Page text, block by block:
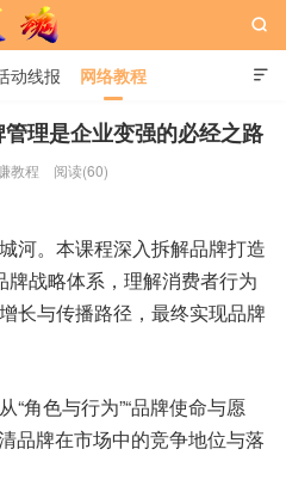

动线报 网络教程

理是企业变强的必经之路
教程 阅读(60)
河。本课程深入拆解品牌打造
战略体系，理解消费者行为
长与传播路径，最终实现品牌
“角色与行为”“品牌使命与愿
品牌在市场中的竞争地位与落